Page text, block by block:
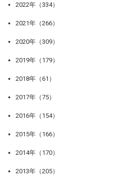
2022年（334）
2021年（266）
2020年（309）
2019年（179）
2018年（61）
2017年（75）
2016年（154）
2015年（166）
2014年（170）
2013年（205）